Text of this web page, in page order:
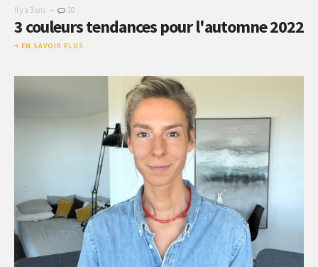
Il y a 3 ans - 10
3 couleurs tendances pour l'automne 2022
EN SAVOIR PLUS